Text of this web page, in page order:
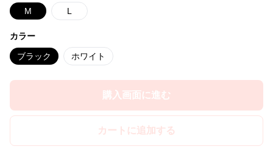
M L
カラー
ブラック ホワイト
購入画面に進む
カートに追加する